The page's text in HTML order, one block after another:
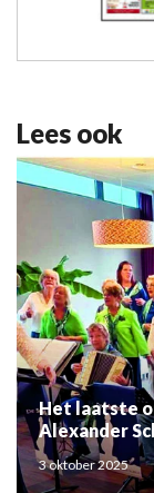
Lees ook
Het laatste
Alexander
3 oktober 2025